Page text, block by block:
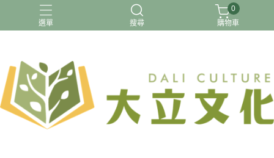
選單 搜尋
【國小】115上最新版
【預購】115上 國小
116年國中會考
升小一先修 暑假先修
0
購物車